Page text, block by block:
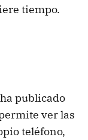
tiempo.
publicado
ver las
teléfono,